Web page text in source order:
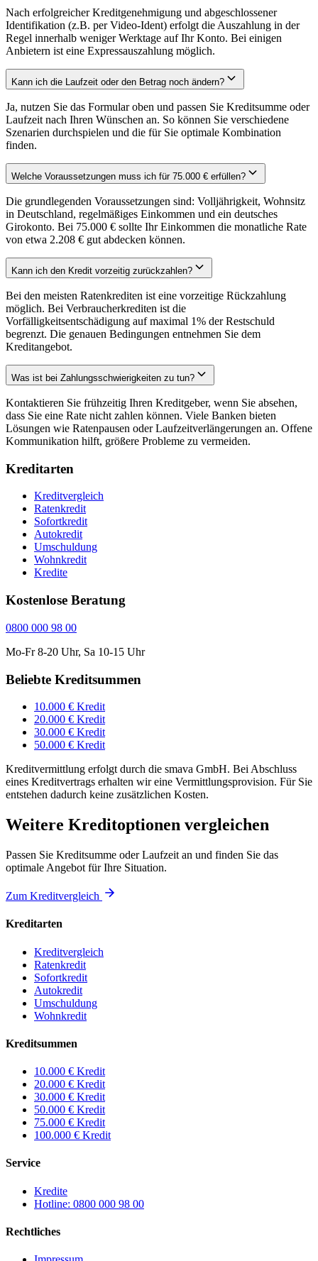
Nach erfolgreicher Kreditgenehmigung und abgeschlossener
Identifikation (z.B. per Video-Ident) erfolgt die Auszahlung in der
Regel innerhalb weniger Werktage auf Ihr Konto. Bei einigen
Anbietern ist eine Expressauszahlung möglich.
Kann ich die Laufzeit oder den Betrag noch ändern?
Ja, nutzen Sie das Formular oben und passen Sie Kreditsumme oder
Laufzeit nach Ihren Wünschen an. So können Sie verschiedene
Szenarien durchspielen und die für Sie optimale Kombination
finden.
Welche Voraussetzungen muss ich für 75.000 € erfüllen?
Die grundlegenden Voraussetzungen sind: Volljährigkeit, Wohnsitz
in Deutschland, regelmäßiges Einkommen und ein deutsches
Girokonto. Bei 75.000 € sollte Ihr Einkommen die monatliche Rate
von etwa 2.208 € gut abdecken können.
Kann ich den Kredit vorzeitig zurückzahlen?
Bei den meisten Ratenkrediten ist eine vorzeitige Rückzahlung
möglich. Bei Verbraucherkrediten ist die
Vorfälligkeitsentschädigung auf maximal 1% der Restschuld
begrenzt. Die genauen Bedingungen entnehmen Sie dem
Kreditangebot.
Was ist bei Zahlungsschwierigkeiten zu tun?
Kontaktieren Sie frühzeitig Ihren Kreditgeber, wenn Sie absehen,
dass Sie eine Rate nicht zahlen können. Viele Banken bieten
Lösungen wie Ratenpausen oder Laufzeitverlängerungen an. Offene
Kommunikation hilft, größere Probleme zu vermeiden.
Kreditarten
Kreditvergleich
Ratenkredit
Sofortkredit
Autokredit
Umschuldung
Wohnkredit
Kredite
Kostenlose Beratung
0800 000 98 00
Mo-Fr 8-20 Uhr, Sa 10-15 Uhr
Beliebte Kreditsummen
10.000 € Kredit
20.000 € Kredit
30.000 € Kredit
50.000 € Kredit
Kreditvermittlung erfolgt durch die smava GmbH. Bei Abschluss
eines Kreditvertrags erhalten wir eine Vermittlungsprovision. Für Sie
entstehen dadurch keine zusätzlichen Kosten.
Weitere Kreditoptionen vergleichen
Passen Sie Kreditsumme oder Laufzeit an und finden Sie das
optimale Angebot für Ihre Situation.
Zum Kreditvergleich
Kreditarten
Kreditvergleich
Ratenkredit
Sofortkredit
Autokredit
Umschuldung
Wohnkredit
Kreditsummen
10.000 € Kredit
20.000 € Kredit
30.000 € Kredit
50.000 € Kredit
75.000 € Kredit
100.000 € Kredit
Service
Kredite
Hotline: 0800 000 98 00
Rechtliches